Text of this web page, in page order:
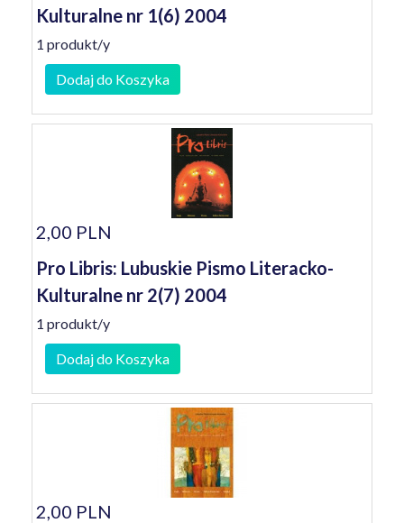
Kulturalne nr 1(6) 2004
1 produkt/y
Dodaj do Koszyka
2,00 PLN
Pro Libris: Lubuskie Pismo Literacko-
Kulturalne nr 2(7) 2004
1 produkt/y
Dodaj do Koszyka
2,00 PLN